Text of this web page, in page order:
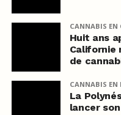
CANNABIS EN
Huit ans
Californie
de
CANNABIS EN
La
lancer